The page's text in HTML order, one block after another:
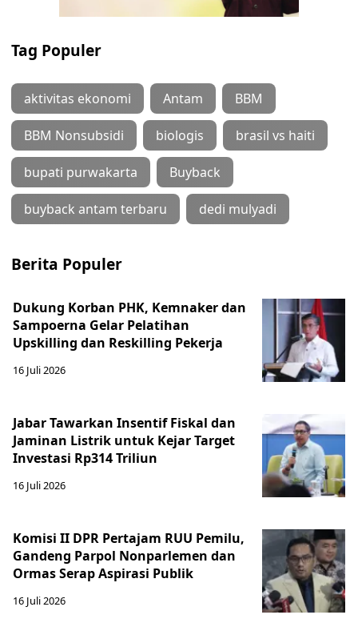
Tag Populer
aktivitas ekonomi Antam BBM
BBM Nonsubsidi biologis brasil vs haiti
bupati purwakarta Buyback
buyback antam terbaru dedi mulyadi
Berita Populer
Dukung Korban PHK, Kemnaker dan
Sampoerna Gelar Pelatihan
Upskilling dan Reskilling Pekerja
16 Juli 2026
Jabar Tawarkan Insentif Fiskal dan
Jaminan Listrik untuk Kejar Target
Investasi Rp314 Triliun
16 Juli 2026
Komisi II DPR Pertajam RUU Pemilu,
Gandeng Parpol Nonparlemen dan
Ormas Serap Aspirasi Publik
16 Juli 2026